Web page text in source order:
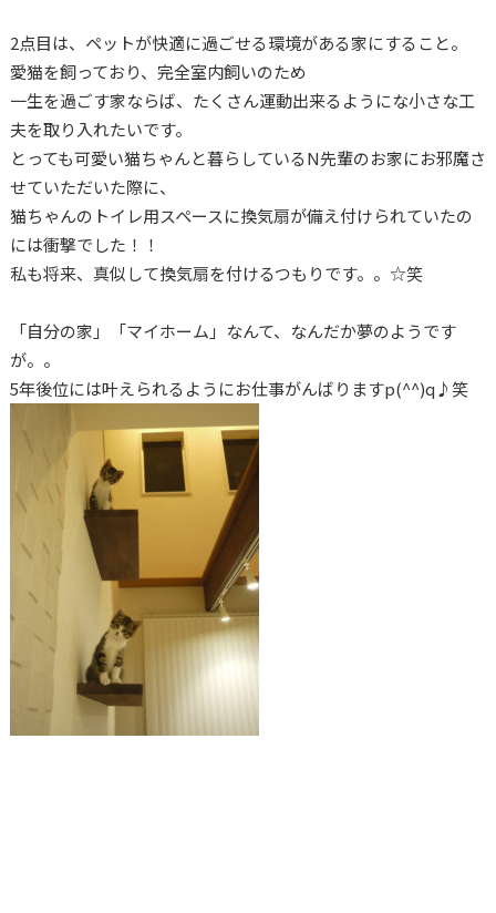
2点目は、ペットが快適に過ごせる環境がある家にすること。
愛猫を飼っており、完全室内飼いのため
一生を過ごす家ならば、たくさん運動出来るようにな小さな工
夫を取り入れたいです。
とっても可愛い猫ちゃんと暮らしているN先輩のお家にお邪魔さ
せていただいた際に、
猫ちゃんのトイレ用スペースに換気扇が備え付けられていたの
には衝撃でした！！
私も将来、真似して換気扇を付けるつもりです。。☆笑
「自分の家」「マイホーム」なんて、なんだか夢のようです
が。。
5年後位には叶えられるようにお仕事がんばりますp(^^)q♪笑